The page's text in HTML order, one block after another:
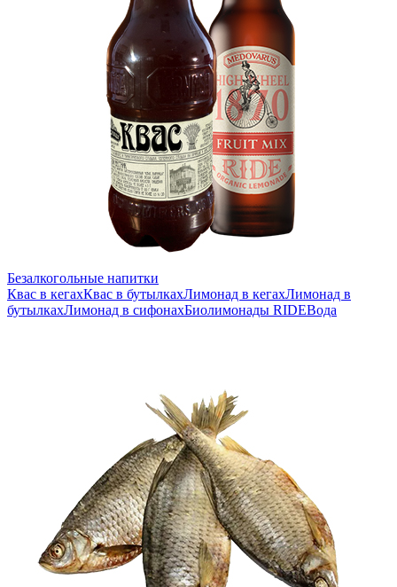
Безалкогольные напитки
Квас в кегахКвас в бутылкахЛимонад в кегахЛимонад в
бутылкахЛимонад в сифонахБиолимонады RIDEВода